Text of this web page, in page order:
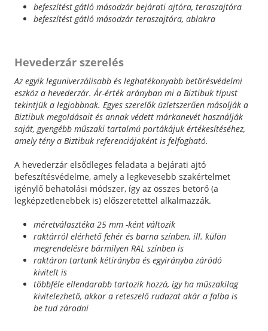
befeszítést gátló másodzár bejárati ajtóra, teraszajtóra
befeszítést gátló másodzár teraszajtóra, ablakra
Hevederzár szerelés
Az egyik leguniverzálisabb és leghatékonyabb betörésvédelmi
eszköz a hevederzár. Ár-érték arányban mi a Biztibuk típust
tekintjük a legjobbnak. Egyes szerelők üzletszerűen másolják a
Biztibuk megoldásait és annak védett márkanevét használják
saját, gyengébb műszaki tartalmú portákájuk értékesítéséhez,
amely tény a Biztibuk referenciájaként is felfogható.
A hevederzár elsődleges feladata a bejárati ajtó
befeszítésvédelme, amely a legkevesebb szakértelmet
igénylő behatolási módszer, így az összes betörő (a
legképzetlenebbek is) előszeretettel alkalmazzák.
méretválasztéka 25 mm -ként változik
raktárról elérhető fehér és barna színben, ill. külön
megrendelésre bármilyen RAL színben is
raktáron tartunk kétirányba és egyirányba záródó
kivitelt is
többféle ellendarabb tartozik hozzá, így ha műszakilag
kivitelezhető, akkor a reteszelő rudazat akár a falba is
be tud zárodni